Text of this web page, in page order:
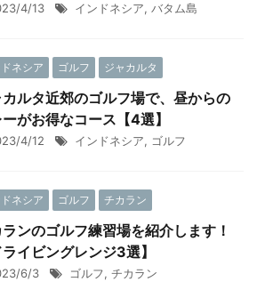
4/13 インドネシア, バタム島
ネシア ゴルフ ジャカルタ
カルタ近郊のゴルフ場で、昼からの
がお得なコース【4選】
4/12 インドネシア, ゴルフ
ネシア ゴルフ チカラン
ンのゴルフ練習場を紹介します！
ライビングレンジ3選】
6/3 ゴルフ, チカラン